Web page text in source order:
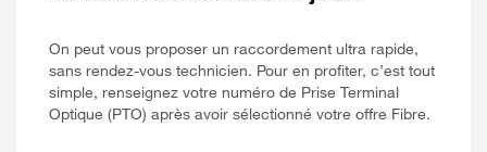
On peut vous proposer un raccordement ultra rapide,
sans rendez-vous technicien. Pour en profiter, c’est tout
simple, renseignez votre numéro de Prise Terminal
Optique (PTO) après avoir sélectionné votre offre Fibre.